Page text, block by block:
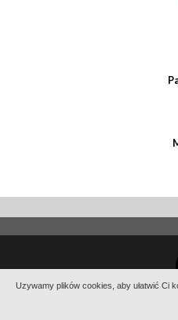
Uzywamy plików cookies, aby ułatwić Ci